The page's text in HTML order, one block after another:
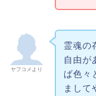
ヤフコメより
霊魂の
自由が
ば色々
まして